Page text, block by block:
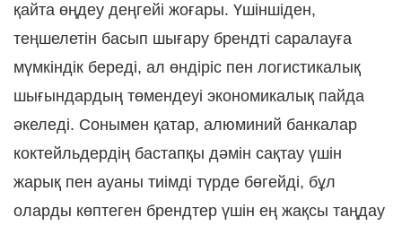
қайта өңдеу деңгейі жоғары. Үшіншіден,
теңшелетін басып шығару брендті саралауға
мүмкіндік береді, ал өндіріс пен логистикалық
шығындардың төмендеуі экономикалық пайда
әкеледі. Сонымен қатар, алюминий банкалар
коктейльдердің бастапқы дәмін сақтау үшін
жарық пен ауаны тиімді түрде бөгейді, бұл
оларды көптеген брендтер үшін ең жақсы таңдау